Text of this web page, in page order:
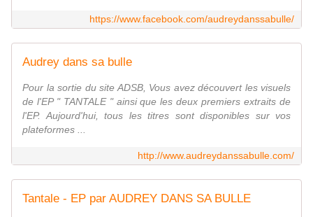
https://www.facebook.com/audreydanssabulle/
Audrey dans sa bulle
Pour la sortie du site ADSB, Vous avez découvert les visuels
de l'EP " TANTALE " ainsi que les deux premiers extraits de
l'EP. Aujourd'hui, tous les titres sont disponibles sur vos
plateformes ...
http://www.audreydanssabulle.com/
Tantale - EP par AUDREY DANS SA BULLE